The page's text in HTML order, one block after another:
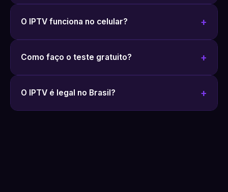
O IPTV funciona no celular?
Como faço o teste gratuito?
O IPTV é legal no Brasil?